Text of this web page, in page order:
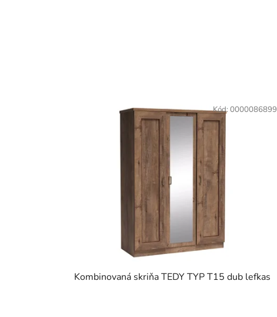
Kombinovaná skriňa TEDY TYP T15 dub lefkas
Kód:0000086899